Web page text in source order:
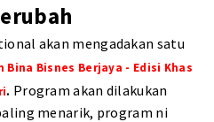
akan mengadakan satu
Bina Bisnes Berjaya - Edisi Khas
. Program akan dilakukan
menarik, program ni